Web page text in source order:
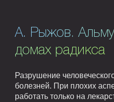
А. Рыжов.
домах радикса
Разрушение
болезней. При плохих
работать только на